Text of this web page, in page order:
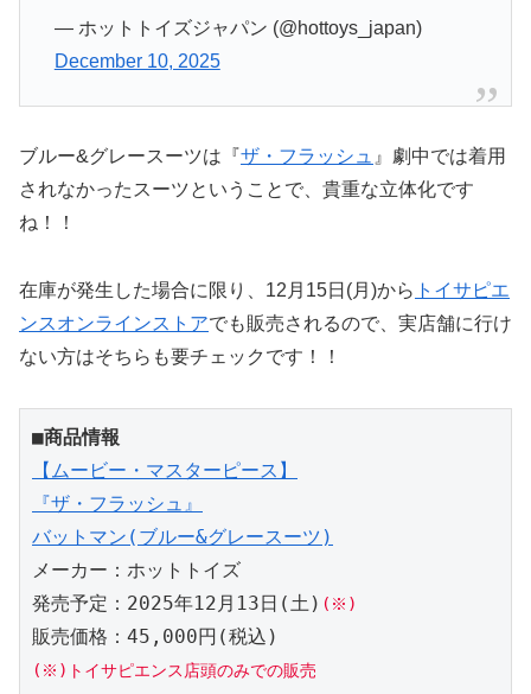
— ホットトイズジャパン (@hottoys_japan)
December 10, 2025
ブルー&グレースーツは『 ザ・フラッシュ 』劇中では着用
されなかったスーツということで、貴重な立体化です
ね！！
在庫が発生した場合に限り、12月15日(月)から トイサピエ
ンスオンラインストアでも販売されるので、実店舗に行け
ない方はそちらも要チェックです！！
■商品情報
【ムービー・マスターピース】
『ザ・フラッシュ』
バットマン(ブルー&グレースーツ)
メーカー：ホットトイズ
発売予定：2025年12月13日(土) (※)
販売価格：45,000円(税込)
(※)トイサピエンス店頭のみでの販売